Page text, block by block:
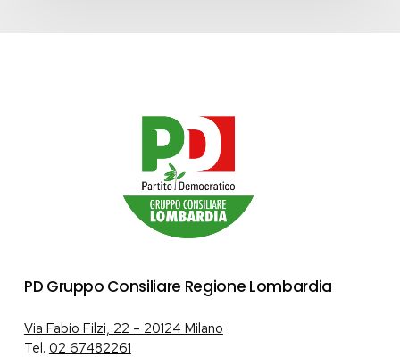
PD Gruppo Consiliare Regione Lombardia
Via Fabio Filzi, 22 – 20124 Milano
Tel. 02 67482261